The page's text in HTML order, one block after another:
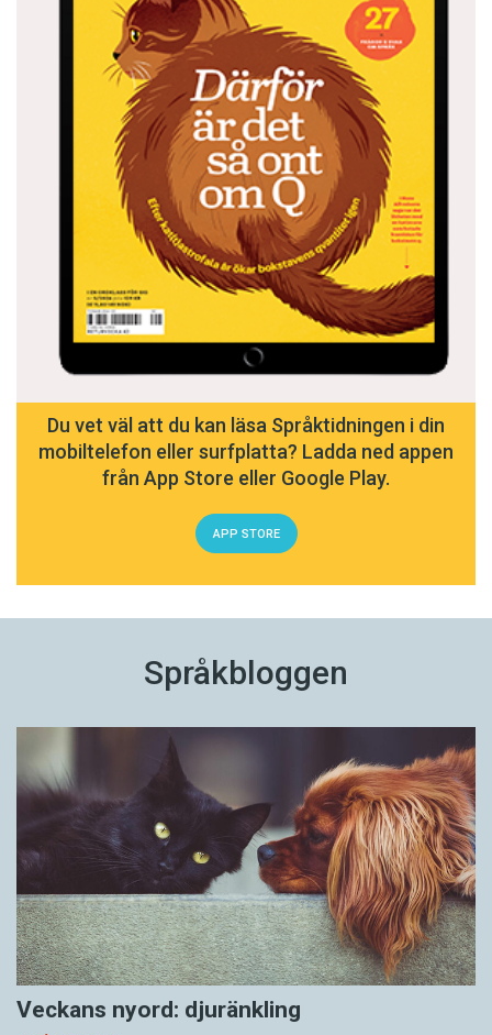
Du vet väl att du kan läsa Språktidningen i din
mobiltelefon eller surfplatta? Ladda ned appen
från App Store eller Google Play.
APP STORE
Språkbloggen
Veckans nyord: djuränkling